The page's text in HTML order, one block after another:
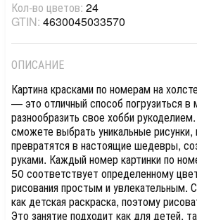
Кол-во цветов: 24
GTIN: 4630045033570
ОПИСАНИЕ
Картина красками по номерам на
— это отличный способ погрузиться в
разнообразить свое хобби
сможете выбрать уникальные
превратятся в настоящие шедевры,
руками. Каждый номер картинки по
50 соответствует определенному
рисования простым и увлекательным.
как детская раскраска, поэтому
Это занятие подходит как для детей,